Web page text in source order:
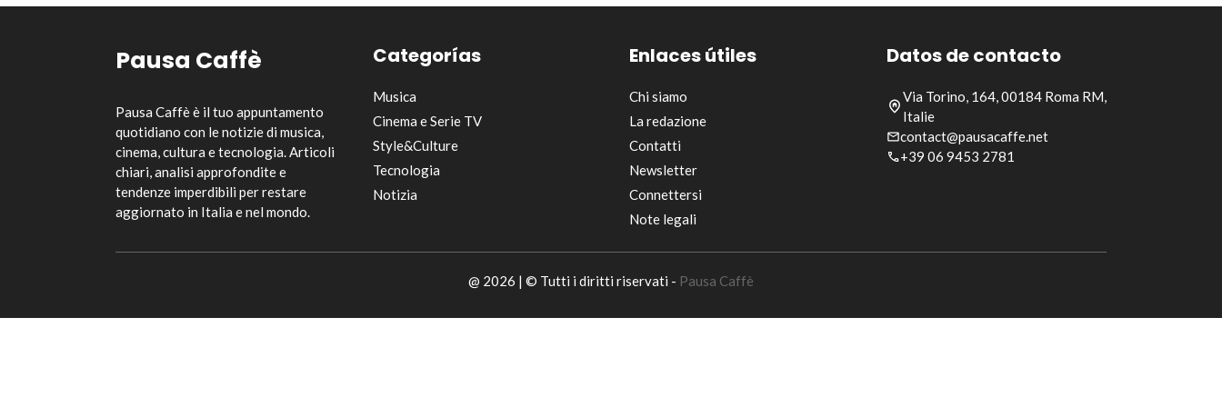
Pausa Caffè
Pausa Caffè è il tuo appuntamento
quotidiano con le notizie di musica,
cinema, cultura e tecnologia. Articoli
chiari, analisi approfondite e
tendenze imperdibili per restare
aggiornato in Italia e nel mondo.
Categorías
Musica
Cinema e Serie TV
Style&Culture
Tecnologia
Notizia
Enlaces útiles
Chi siamo
La redazione
Contatti
Newsletter
Connettersi
Note legali
Datos de contacto
Via Torino, 164, 00184 Roma RM,
Italie
contact@pausacaffe.net
+39 06 9453 2781
@ 2026 | © Tutti i diritti riservati - Pausa Caffè